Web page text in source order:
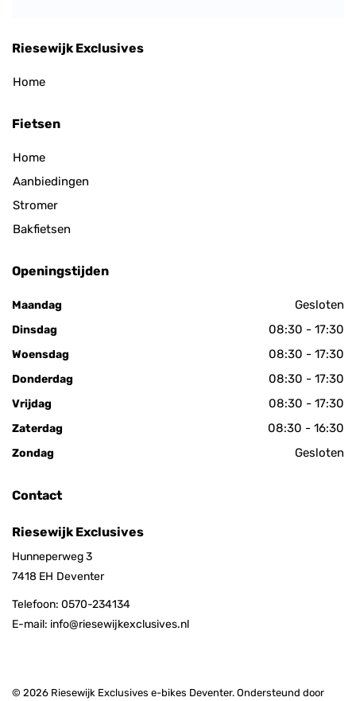
Riesewijk Exclusives
Home
Fietsen
Home
Aanbiedingen
Stromer
Bakfietsen
Openingstijden
Maandag Gesloten
Dinsdag 08:30 - 17:30
Woensdag 08:30 - 17:30
Donderdag 08:30 - 17:30
Vrijdag 08:30 - 17:30
Zaterdag 08:30 - 16:30
Zondag Gesloten
Contact
Riesewijk Exclusives
Hunneperweg 3
7418 EH Deventer
Telefoon: 0570-234134
E-mail: info@riesewijkexclusives.nl
© 2026 Riesewijk Exclusives e-bikes Deventer. Ondersteund door